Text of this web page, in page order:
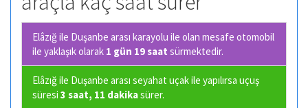
Elâzığ ile Duşanbe arası karayolu ile olan mesafe otomobil
ile yaklaşık olarak 1 gün 19 saat sürmektedir.
Elâzığ ile Duşanbe arası seyahat uçak ile yapılırsa uçuş
süresi 3 saat, 11 dakikasürer.